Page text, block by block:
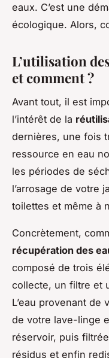
eaux. C’est une
écologique. Alors,
L’utilisation
et comment ?
Avant tout, il est
l’intérêt de la
dernières, une fois
ressource en eau
les périodes de
l’arrosage de votre
toilettes et même à
Concrètement,
récupération des
composé de trois
collecte, un filtre et
L’eau provenant
de votre lave-linge
réservoir, puis
résidus et enfin